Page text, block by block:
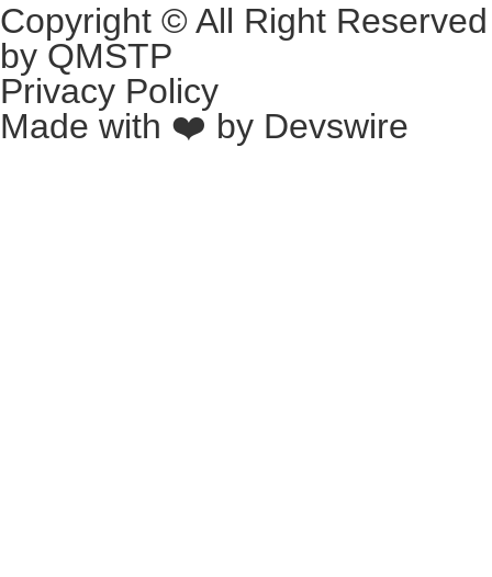
Copyright © All Right Reserved
by QMSTP
Privacy Policy
Made with ❤️ by Devswire